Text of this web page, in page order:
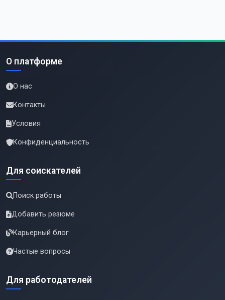
О платформе
О нас
Контакты
Условия
Конфиденциальность
Для соискателей
Поиск работы
Добавить резюме
Карьерный блог
Частые вопросы
Для работодателей